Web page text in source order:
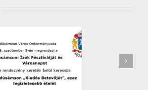
Leállítják a jégkármérséklő
rendszert Hajdú-Biharban